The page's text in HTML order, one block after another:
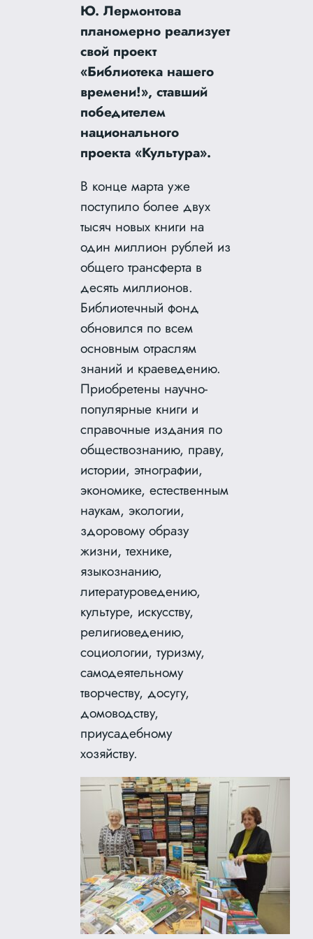
Ю. Лермонтова
планомерно реализует
свой проект
«Библиотека нашего
времени!», ставший
победителем
национального
проекта «Культура».
В конце марта уже
поступило более двух
тысяч новых книги на
один миллион рублей из
общего трансферта в
десять миллионов.
Библиотечный фонд
обновился по всем
основным отраслям
знаний и краеведению.
Приобретены научно-
популярные книги и
справочные издания по
обществознанию, праву,
истории, этнографии,
экономике, естественным
наукам, экологии,
здоровому образу
жизни, технике,
языкознанию,
литературоведению,
культуре, искусству,
религиоведению,
социологии, туризму,
самодеятельному
творчеству, досугу,
домоводству,
приусадебному
хозяйству.